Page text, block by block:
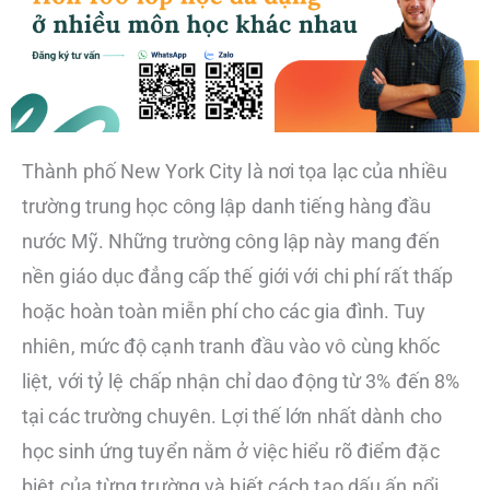
Thành phố New York City là nơi tọa lạc của nhiều
trường trung học công lập danh tiếng hàng đầu
nước Mỹ. Những trường công lập này mang đến
nền giáo dục đẳng cấp thế giới với chi phí rất thấp
hoặc hoàn toàn miễn phí cho các gia đình. Tuy
nhiên, mức độ cạnh tranh đầu vào vô cùng khốc
liệt, với tỷ lệ chấp nhận chỉ dao động từ 3% đến 8%
tại các trường chuyên. Lợi thế lớn nhất dành cho
học sinh ứng tuyển nằm ở việc hiểu rõ điểm đặc